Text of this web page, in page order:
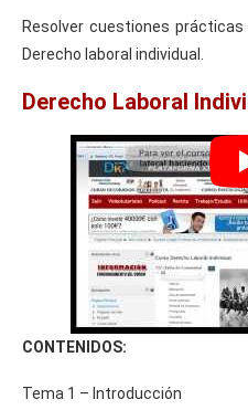
Resolver cuestiones
Derecho laboral individual.
Derecho Laboral
CONTENIDOS:
Tema 1 – Introducción